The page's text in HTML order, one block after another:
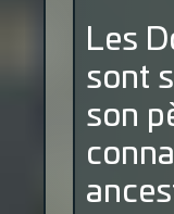
Les
sont
son